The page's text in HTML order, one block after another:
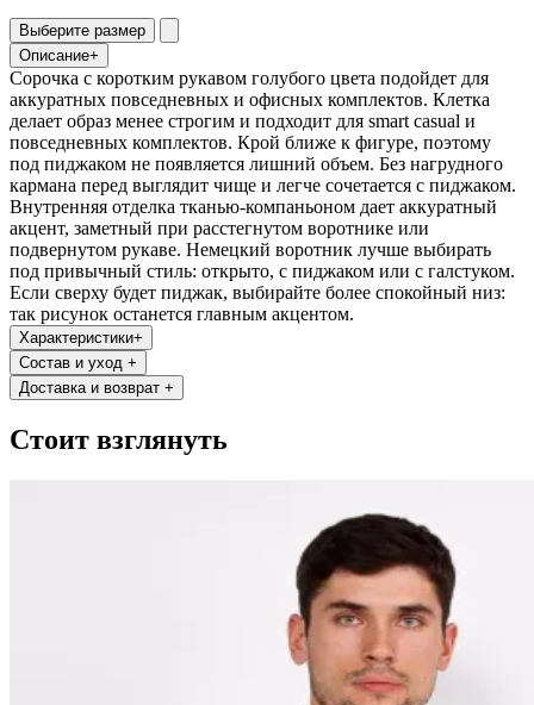
Выберите размер
Описание+
Сорочка с коротким рукавом голубого цвета подойдет для
аккуратных повседневных и офисных комплектов. Клетка
делает образ менее строгим и подходит для smart casual и
повседневных комплектов. Крой ближе к фигуре, поэтому
под пиджаком не появляется лишний объем. Без нагрудного
кармана перед выглядит чище и легче сочетается с пиджаком.
Внутренняя отделка тканью-компаньоном дает аккуратный
акцент, заметный при расстегнутом воротнике или
подвернутом рукаве. Немецкий воротник лучше выбирать
под привычный стиль: открыто, с пиджаком или с галстуком.
Если сверху будет пиджак, выбирайте более спокойный низ:
так рисунок останется главным акцентом.
Характеристики+
Состав и уход +
Доставка и возврат +
Стоит взглянуть